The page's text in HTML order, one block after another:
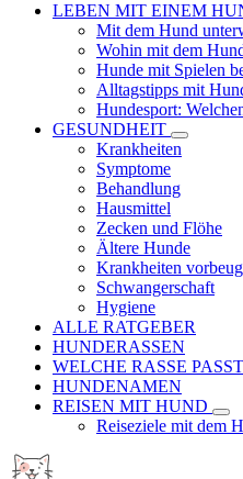
LEBEN MIT EINEM
Mit dem Hund
Wohin mit dem
Hunde mit Spielen
Alltagstipps mit
Hundesport:
GESUNDHEIT
Krankheiten
Symptome
Behandlung
Hausmittel
Zecken und Flöhe
Ältere Hunde
Krankheiten
Schwangerschaft
Hygiene
ALLE RATGEBER
HUNDERASSEN
WELCHE RASSE
HUNDENAMEN
REISEN MIT HUND
Reiseziele mit dem